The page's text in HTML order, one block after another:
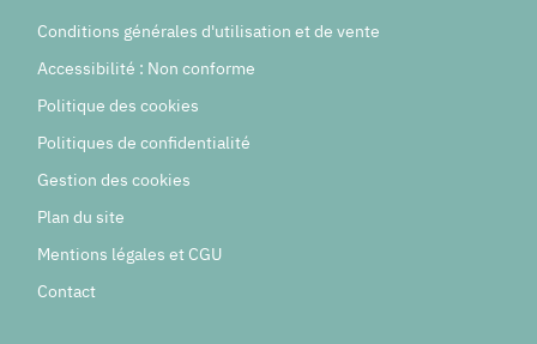
Conditions générales d'utilisation et de vente
Accessibilité : Non conforme
Politique des cookies
Politiques de confidentialité
Gestion des cookies
Plan du site
Mentions légales et CGU
Contact